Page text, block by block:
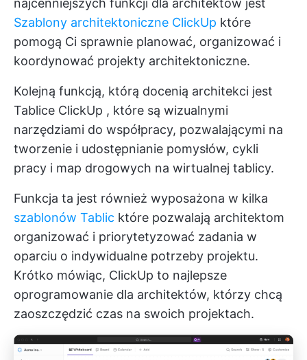
najcenniejszych funkcji dla architektów jest
Szablony architektoniczne ClickUp które
pomogą Ci sprawnie planować, organizować i
koordynować projekty architektoniczne.
Kolejną funkcją, którą docenią architekci jest
Tablice ClickUp , które są wizualnymi
narzędziami do współpracy, pozwalającymi na
tworzenie i udostępnianie pomysłów, cykli
pracy i map drogowych na wirtualnej tablicy.
Funkcja ta jest również wyposażona w kilka
szablonów Tablic które pozwalają architektom
organizować i priorytetyzować zadania w
oparciu o indywidualne potrzeby projektu.
Krótko mówiąc, ClickUp to najlepsze
oprogramowanie dla architektów, którzy chcą
zaoszczędzić czas na swoich projektach.